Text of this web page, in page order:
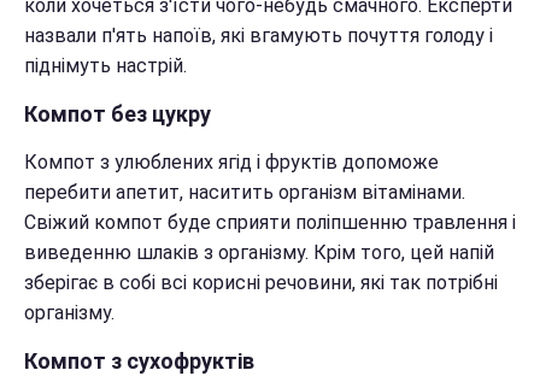
коли хочеться з'їсти чого-небудь смачного. Експерти
назвали п'ять напоїв, які вгамують почуття голоду і
піднімуть настрій.
Компот без цукру
Компот з улюблених ягід і фруктів допоможе
перебити апетит, наситить організм вітамінами.
Свіжий компот буде сприяти поліпшенню травлення і
виведенню шлаків з організму. Крім того, цей напій
зберігає в собі всі корисні речовини, які так потрібні
організму.
Компот з сухофруктів